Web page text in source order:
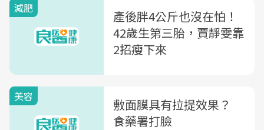
減肥
產後胖4公斤也沒在怕！
42歲生第三胎，賈靜雯靠
2招瘦下來
美容
敷面膜具有拉提效果？
食藥署打臉